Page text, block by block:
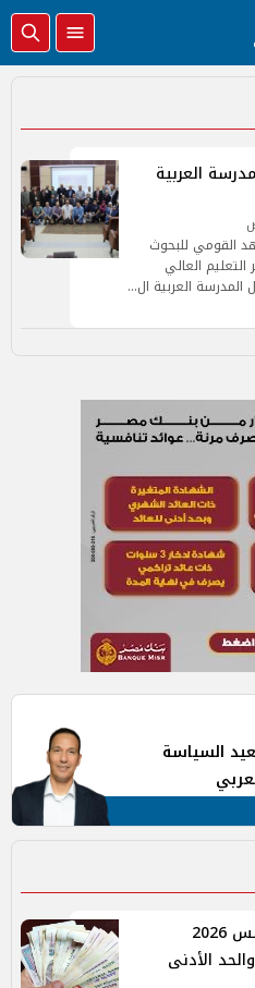
العربية
القومي للبحوث
التعليم العالي
المدرسة العربية ال…
السياسة
موعد صرف مرتبات أغسطس 2026
الأدنى